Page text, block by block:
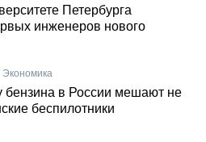
Петербурга
инженеров нового
бензина в России мешают не
беспилотники